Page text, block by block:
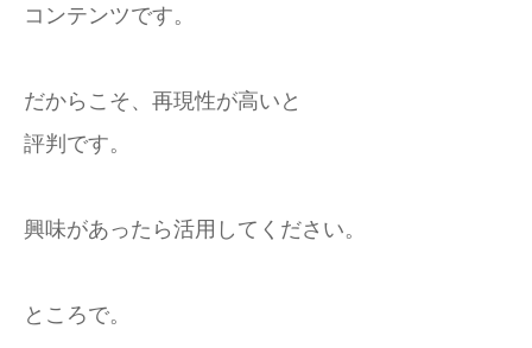
コンテンツです。
だからこそ、再現性が高いと
評判です。
興味があったら活用してください。
ところで。